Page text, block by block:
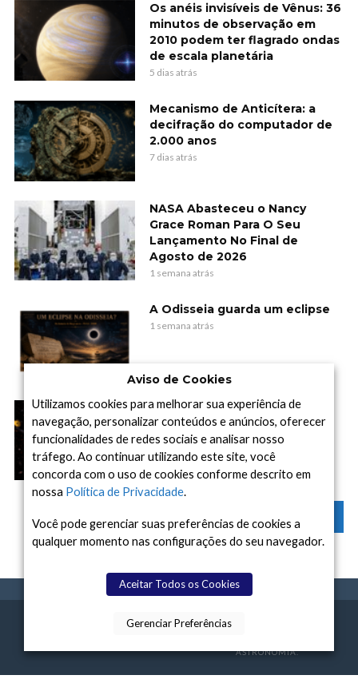
Os anéis invisíveis de Vênus: 36
minutos de observação em
2010 podem ter flagrado ondas
de escala planetária
5 dias atrás
Mecanismo de Anticítera: a
decifração do computador de
2.000 anos
7 dias atrás
NASA Abasteceu o Nancy
Grace Roman Para O Seu
Lançamento No Final de
Agosto de 2026
1 semana atrás
A Odisseia guarda um eclipse
1 semana atrás
Os pequenos pontos
vermelhos do James Webb
podem ser aglomerados
globulares em formação
1 semana atrás
TERMOS CONTATO SPACE TODAY
ASTRONOMIA.
Aviso de Cookies
Utilizamos cookies para melhorar sua experiência de
navegação, personalizar conteúdos e anúncios, oferecer
funcionalidades de redes sociais e analisar nosso
tráfego. Ao continuar utilizando este site, você
concorda com o uso de cookies conforme descrito em
nossa Política de Privacidade.
Você pode gerenciar suas preferências de cookies a
qualquer momento nas configurações do seu navegador.
Aceitar Todos os Cookies
Gerenciar Preferências